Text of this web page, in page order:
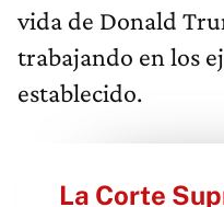
vida de Donald
trabajando en los
establecido.
La Corte